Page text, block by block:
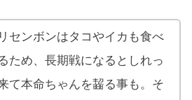
センボンはタコやイカも食べ
ため、長期戦になるとしれっ
て本命ちゃんを齧る事も。そ